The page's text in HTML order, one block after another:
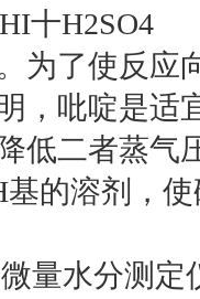
十H2SO4
为了使反
，吡啶是适
低二者蒸气
的溶剂，
微量水分测